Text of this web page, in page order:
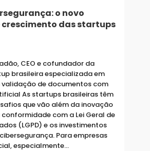
o novo
das startups
CEO e cofundador da
brasileira especializada em
de documentos com
As startups brasileiras têm
que vão além da inovação
com a Lei Geral de
(LGPD) e os investimentos
Para empresas
especialmente…